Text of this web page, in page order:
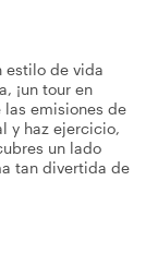
estilo de vida
¡un tour en
emisiones de
y haz ejercicio,
un lado
tan divertida de